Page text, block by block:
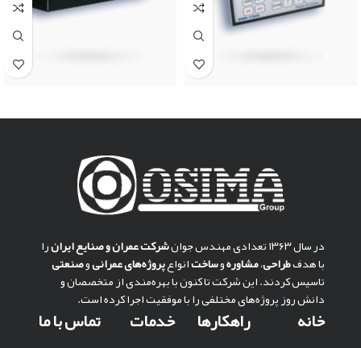
در سال ۱۳۶۳ تعدادی مهندس جوان شركت عمران و صنايع ايرانرا
با هدفطراحی،مشاورهوساختانواعپروژه‌های عمرانیوصنعتی
تاسیس کردند. این شرکت تا کنون با بهره‌مندی از متخصصان و
دانش روز پروژه‌های مختلفی را با موفقیت اجرا کرده است.
خانه
راهکارها
خدمات تماس با ما